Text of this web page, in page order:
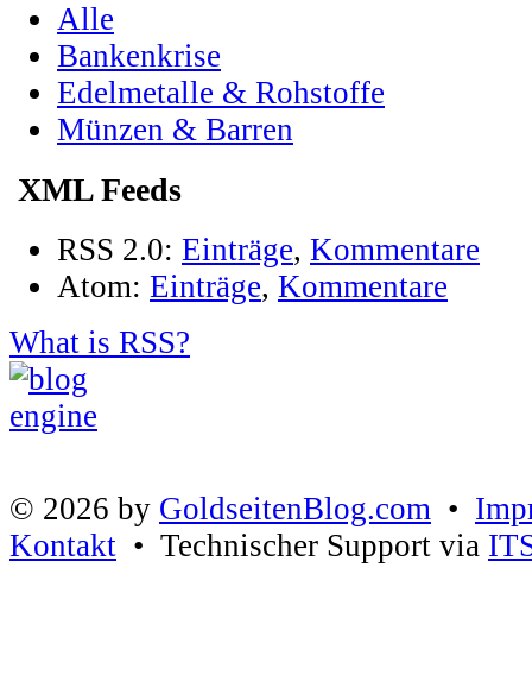
Alle
Bankenkrise
Edelmetalle & Rohstoffe
Münzen & Barren
XML Feeds
RSS 2.0: Einträge, Kommentare
Atom: Einträge, Kommentare
What is RSS?
© 2026 by GoldseitenBlog.com •
Kontakt • Technischer Support via